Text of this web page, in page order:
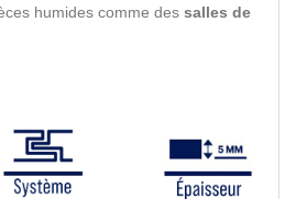
humides comme des salles de